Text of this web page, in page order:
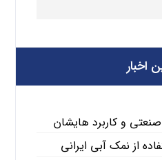
اخبار
و کاربرد هایشان
از نمک آبی ایرانی